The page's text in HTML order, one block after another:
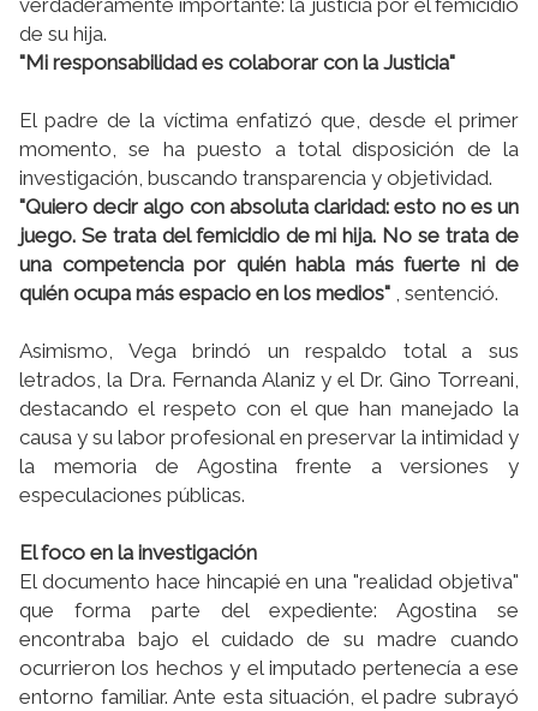
verdaderamente importante: la justicia por el femicidio
de su hija.
"Mi responsabilidad es colaborar con la Justicia"
El padre de la víctima enfatizó que, desde el primer
momento, se ha puesto a total disposición de la
investigación, buscando transparencia y objetividad.
"Quiero decir algo con absoluta claridad: esto no es un
juego. Se trata del femicidio de mi hija. No se trata de
una competencia por quién habla más fuerte ni de
quién ocupa más espacio en los medios" , sentenció.
Asimismo, Vega brindó un respaldo total a sus
letrados, la Dra. Fernanda Alaniz y el Dr. Gino Torreani,
destacando el respeto con el que han manejado la
causa y su labor profesional en preservar la intimidad y
la memoria de Agostina frente a versiones y
especulaciones públicas.
El foco en la investigación
El documento hace hincapié en una "realidad objetiva"
que forma parte del expediente: Agostina se
encontraba bajo el cuidado de su madre cuando
ocurrieron los hechos y el imputado pertenecía a ese
entorno familiar. Ante esta situación, el padre subrayó